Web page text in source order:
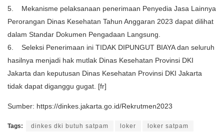
5. Mekanisme pelaksanaan penerimaan Penyedia Jasa Lainnya
Perorangan Dinas Kesehatan Tahun Anggaran 2023 dapat dilihat
dalam Standar Dokumen Pengadaan Langsung.
6. Seleksi Penerimaan ini TIDAK DIPUNGUT BIAYA dan seluruh
hasilnya menjadi hak mutlak Dinas Kesehatan Provinsi DKI
Jakarta dan keputusan Dinas Kesehatan Provinsi DKI Jakarta
tidak dapat diganggu gugat. [fr]
Sumber: https://dinkes.jakarta.go.id/Rekrutmen2023
Tags: dinkes dki butuh satpam loker loker satpam